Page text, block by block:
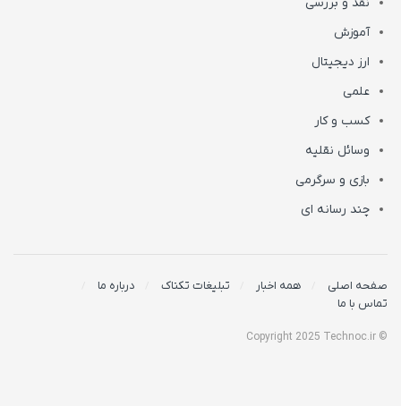
آموزش
ارز دیجیتال
علمی
کسب و کار
وسائل نقلیه
بازی و سرگرمی
چند رسانه ای
صفحه اصلی همه اخبار تبلیغات تکناک
درباره ما
تماس با ما
© Copyright 2025 Technoc.ir